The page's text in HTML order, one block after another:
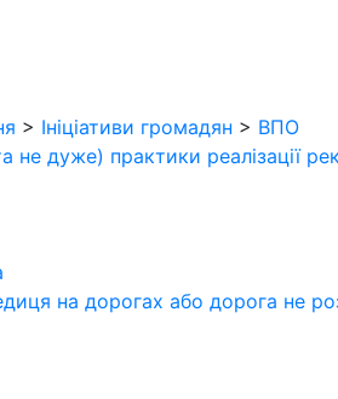
> Ініціативи громадян > ВПО
дуже) практики реалізації
на дорогах або дорога не